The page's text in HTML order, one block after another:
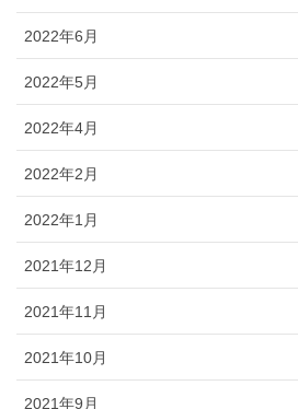
2022年6月
2022年5月
2022年4月
2022年2月
2022年1月
2021年12月
2021年11月
2021年10月
2021年9月